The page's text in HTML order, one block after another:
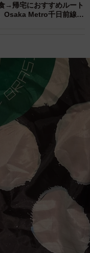
→帰宅におすすめルート
Osaka Metro千日前線の